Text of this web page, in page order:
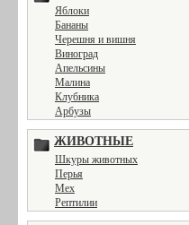
Яблоки
Бананы
Черешня и вишня
Виноград
Апельсины
Малина
Клубника
Арбузы
ЖИВОТНЫЕ
Шкуры животных
Перья
Мех
Рептилии